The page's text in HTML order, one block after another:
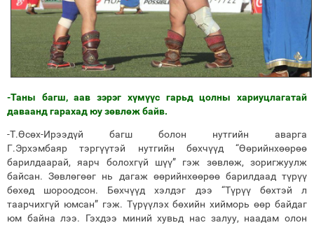
-Таны багш, аав зэрэг хүмүүс гарьд цолны хариуцлагатай
даваанд гарахад юу зөвлөж байв.
-Т.Өсөх-Ирээдүй багш болон нутгийн аварга
Г.Эрхэмбаяр тэргүүтэй нутгийн бөхчүүд “Өөрийнхөөрөө
барилдаарай, яарч болохгүй шүү” гэж зөвлөж, зоригжуулж
байсан. Зөвлөгөөг нь дагаж өөрийнхөөрөө барилдаад түрүү
бөхөд шороодсон. Бөхчүүд хэлдэг дээ “Түрүү бөхтэй л
таарчихгүй юмсан” гэж. Түрүүлэх бөхийн хийморь өөр байдаг
юм байна лээ. Гэхдээ миний хувьд нас залуу, наадам олон